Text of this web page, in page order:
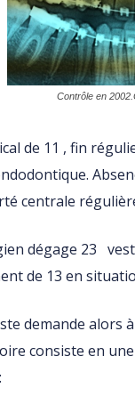
Contrôle en
de 11 , fin
centrale
dégage 23
de 13 en
demande alors
consiste en